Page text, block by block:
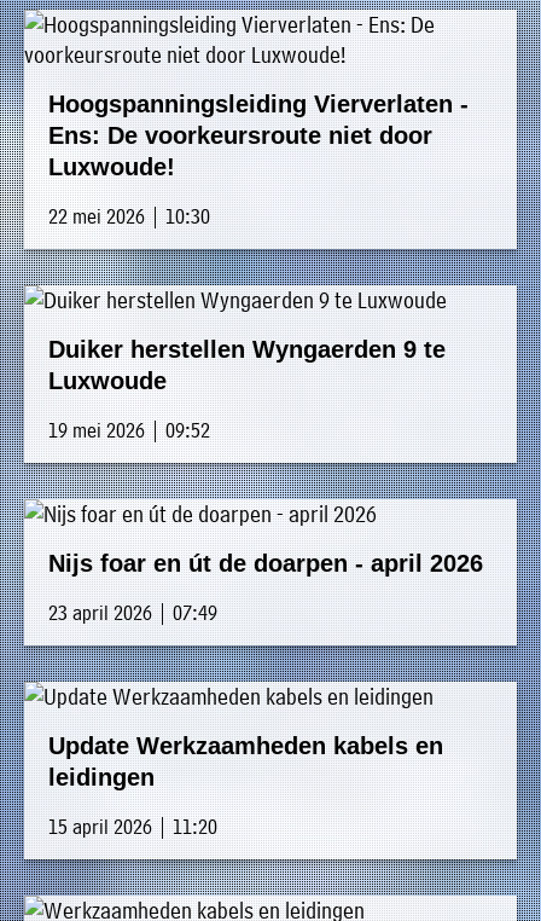
Hoogspanningsleiding Vierverlaten -
Ens: De voorkeursroute niet door
Luxwoude!
22 mei 2026 | 10:30
Duiker herstellen Wyngaerden 9 te
Luxwoude
19 mei 2026 | 09:52
Nijs foar en út de doarpen - april 2026
23 april 2026 | 07:49
Update Werkzaamheden kabels en
leidingen
15 april 2026 | 11:20
verhalen
»
Dossiers
»
Contact
»
Nieuwsbrieven
gemeente
Opsterland